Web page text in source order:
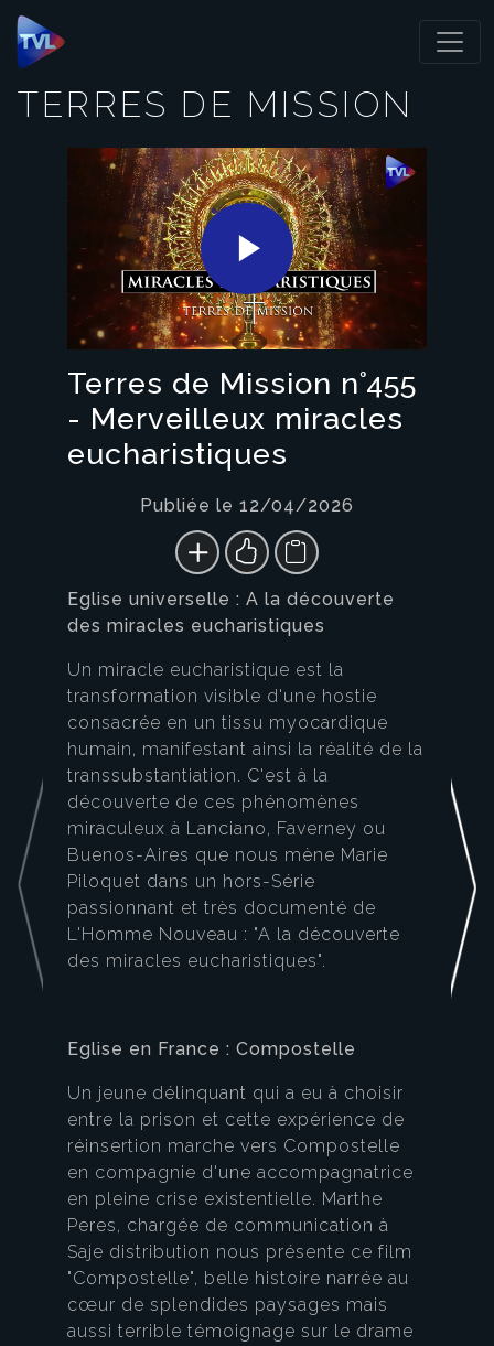
Panneau de gestion des cookies
TERRES DE MISSION
Play
Video
Terres de Mission n°455
- Merveilleux miracles
eucharistiques
Publiée le 12/04/2026
Eglise universelle : A la découverte
des miracles eucharistiques
Un miracle eucharistique est la
transformation visible d'une hostie
consacrée en un tissu myocardique
humain, manifestant ainsi la réalité de la
transsubstantiation. C'est à la
découverte de ces phénomènes
miraculeux à Lanciano, Faverney ou
Buenos-Aires que nous mène Marie
Piloquet dans un hors-Série
passionnant et très documenté de
L'Homme Nouveau : "A la découverte
des miracles eucharistiques".
Eglise en France : Compostelle
Un jeune délinquant qui a eu à choisir
entre la prison et cette expérience de
réinsertion marche vers Compostelle
en compagnie d'une accompagnatrice
en pleine crise existentielle. Marthe
Peres, chargée de communication à
Saje distribution nous présente ce film
"Compostelle", belle histoire narrée au
cœur de splendides paysages mais
aussi terrible témoignage sur le drame